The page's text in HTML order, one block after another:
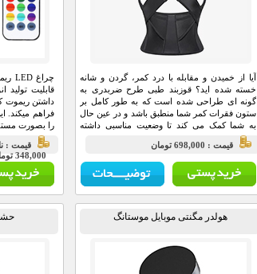
آیا از خمیدن و مقابله با درد کمر، گردن و شانه
خسته شده اید؟ قوزبند طبی طرح ضربدری به
گونه ای طراحی شده است که به طور کامل بر
ستون فقرات کمر شما منطبق باشد و در عین حال
به شما کمک می کند تا وضعیت مناسبی داشته
باشید...
قيمت : 698,000 تومان
قابلیت تولید
را بصورت
در سرعت
طیف دیگر برای
قيمت :
348,000 تومان
هولدر مگنتی موبایل موستانگ